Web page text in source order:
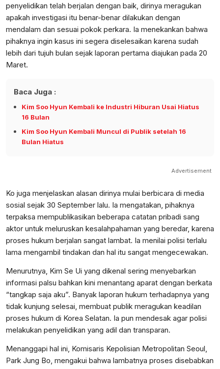
penyelidikan telah berjalan dengan baik, dirinya meragukan
apakah investigasi itu benar-benar dilakukan dengan
mendalam dan sesuai pokok perkara. Ia menekankan bahwa
pihaknya ingin kasus ini segera diselesaikan karena sudah
lebih dari tujuh bulan sejak laporan pertama diajukan pada 20
Maret.
Baca Juga :
Kim Soo Hyun Kembali ke Industri Hiburan Usai Hiatus
16 Bulan
Kim Soo Hyun Kembali Muncul di Publik setelah 16
Bulan Hiatus
Advertisement
Ko juga menjelaskan alasan dirinya mulai berbicara di media
sosial sejak 30 September lalu. Ia mengatakan, pihaknya
terpaksa mempublikasikan beberapa catatan pribadi sang
aktor untuk meluruskan kesalahpahaman yang beredar, karena
proses hukum berjalan sangat lambat. Ia menilai polisi terlalu
lama mengambil tindakan dan hal itu sangat mengecewakan.
Menurutnya, Kim Se Ui yang dikenal sering menyebarkan
informasi palsu bahkan kini menantang aparat dengan berkata
“tangkap saja aku”. Banyak laporan hukum terhadapnya yang
tidak kunjung selesai, membuat publik meragukan keadilan
proses hukum di Korea Selatan. Ia pun mendesak agar polisi
melakukan penyelidikan yang adil dan transparan.
Menanggapi hal ini, Komisaris Kepolisian Metropolitan Seoul,
Park Jung Bo, mengakui bahwa lambatnya proses disebabkan